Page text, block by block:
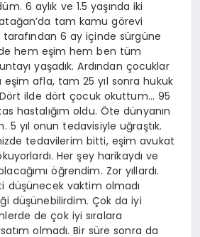
6 aylık ve 1.5 yaşında iki
tam kamu görevi
tarafından 6 ay içinde sürgüne
hem eşim hem ben tüm
yaşadık. Ardından çocuklar
eşim afla, tam 25 yıl sonra hukuk
ilde dört çocuk okuttum… 95
hastalığım oldu. Öte dünyanın
5 yıl onun tedavisiyle uğraştık.
tedavilerim bitti, eşim avukat
Her şey harikaydı ve
öğrendim. Zor yıllardı.
düşünecek vaktim olmadı
düşünebilirdim. Çok da iyi
de çok iyi sıralara
olmadı. Bir süre sonra da